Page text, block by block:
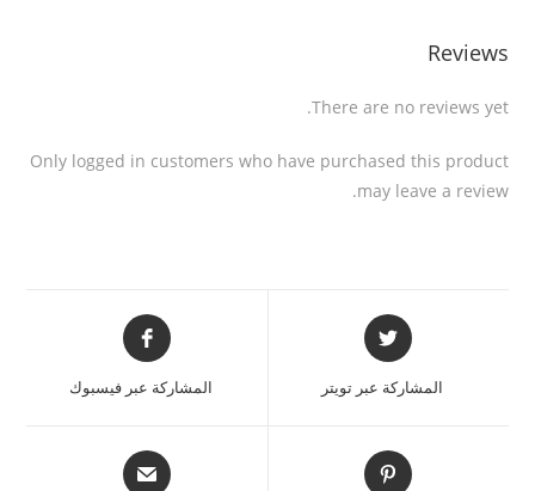
Reviews
There are no reviews yet.
Only logged in customers who have purchased this product
may leave a review.
المشاركة عبر تويتر المشاركة عبر فيسبوك